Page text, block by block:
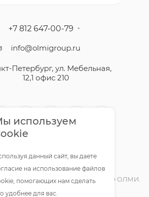
+7 812 647-00-79
info@olmigroup.ru
Петербург, ул. Мебельная,
12,1 офис 210
интернет-магазин ООО ОЛМИ.
Все права защищены.
используем
данный сайт, вы даете
на использование файлов
помогающих нам сделать
удобнее для вас.